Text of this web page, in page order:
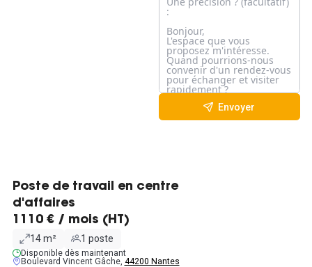
Envoyer
Poste de travail en centre
d'affaires
1110 € / mois (HT)
14 m² 1 poste
Disponible dès maintenant
Boulevard Vincent Gâche, 44200 Nantes